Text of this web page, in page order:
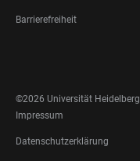
Barrierefreiheit
MEDIA
©2026 Universität Heidelberg
FOOTER
LEGAL
Impressum
Datenschutzerklärung